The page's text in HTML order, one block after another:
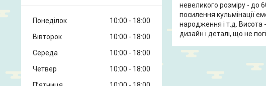
невеликого розміру - до
посилення кульмінації
народження і т.д. Висота
дизайн і деталі, що не
Понеділок 10:00
18:00
Вівторок
10:00
18:00
Середа
10:00
18:00
Четвер
10:00
18:00